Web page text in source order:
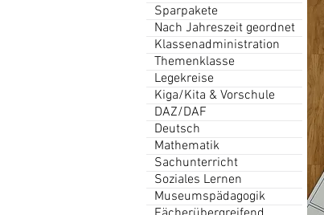
Sparpakete
Nach Jahreszeit geordnet
Klassenadministration
Themenklasse
Legekreise
Kiga/Kita & Vorschule
DAZ/DAF
Deutsch
Mathematik
Sachunterricht
Soziales Lernen
Museumspädagogik